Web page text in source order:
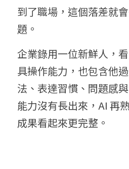
到了職場，這個落差就
題。
企業錄用一位新鮮人，
具操作能力，也包含他
法、表達習慣、問題感
能力沒有長出來，AI 再
成果看起來更完整。